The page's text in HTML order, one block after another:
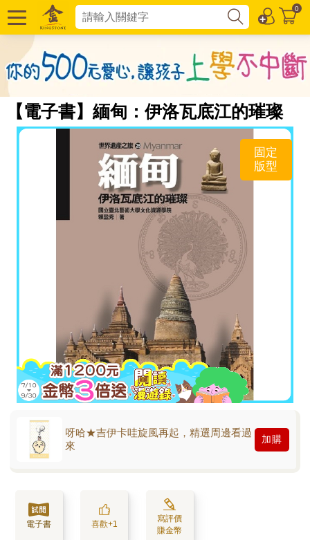
0
【電子書】緬甸：伊洛瓦底江的璀璨
固定
版型
呀哈★吉伊卡哇旋風再起，精選周邊看過
來
加購
電子書 喜歡+1
寫評價
賺金幣